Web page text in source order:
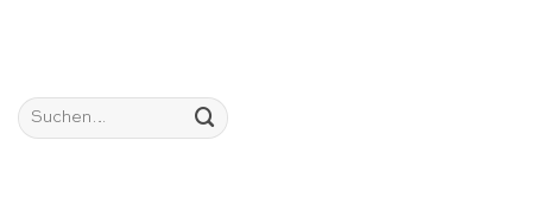
Suchen
nach: